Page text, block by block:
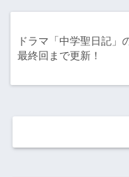
ドラマ「中学聖日記」
最終回まで更新！